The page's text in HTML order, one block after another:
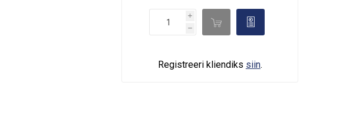
i
h
d 
Registreeri kliendiks siin.